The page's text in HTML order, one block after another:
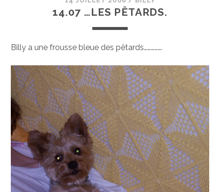
14.07 …LES PÊTARDS.
Billy a une frousse bleue des pêtards…………….